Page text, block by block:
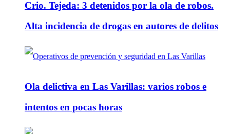
Crio. Tejeda: 3 detenidos por la ola de robos.
Alta incidencia de drogas en autores de delitos
Ola delictiva en Las Varillas: varios robos e
intentos en pocas horas